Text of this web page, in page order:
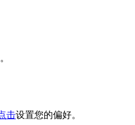
击设置您的偏好。